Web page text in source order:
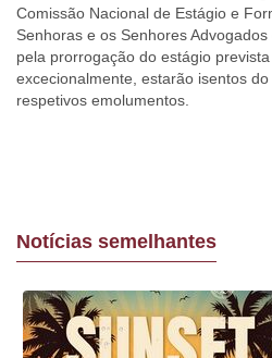
Comissão Nacional de Estágio e
Senhoras e os Senhores
pela prorrogação do estágio prevista
excecionalmente, estarão isentos
respetivos emolumentos.
Notícias semelhantes